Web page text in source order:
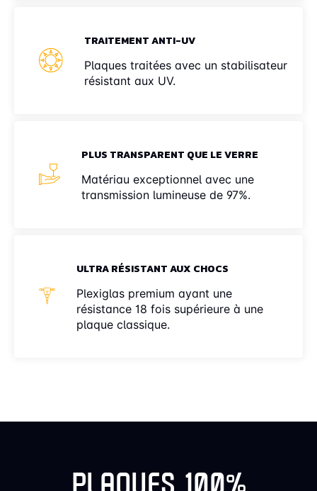
TRAITEMENT ANTI-UV
Plaques traitées avec un stabilisateur
résistant aux UV.
PLUS TRANSPARENT QUE LE VERRE
Matériau exceptionnel avec une
transmission lumineuse de 97%.
ULTRA RÉSISTANT AUX CHOCS
Plexiglas premium ayant une
résistance 18 fois supérieure à une
plaque classique.
PLAQUES 100%